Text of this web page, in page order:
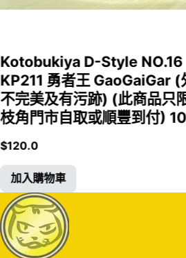
Kotobukiya D-Style NO.16
KP211 勇者王 GaoGaiGar (
不完美及有污跡) (此商品只
枝角門市自取或順豐到付)
$120.0
加入購物車